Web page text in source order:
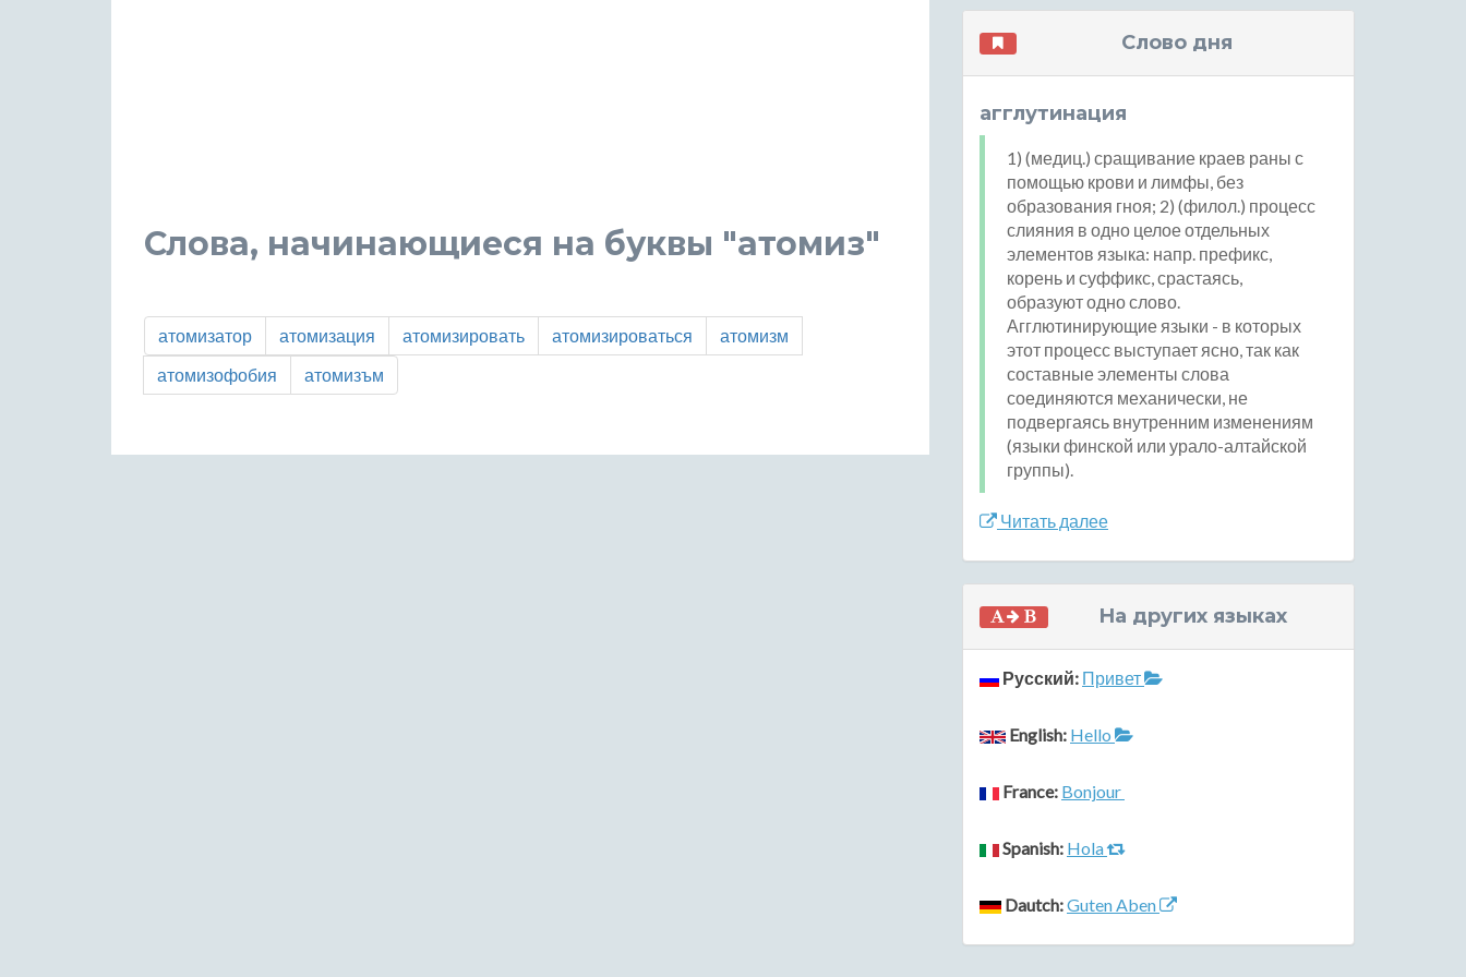
Слова, начинающиеся на буквы "атомиз"
атомизатор атомизация атомизировать атомизироваться
атомизм
атомизофобия
атомизъм
Слово дня
агглутинация
1) (медиц.) сращивание краев раны с
помощью крови и лимфы, без
образования гноя; 2) (филол.) процесс
слияния в одно целое отдельных
элементов языка: напр. префикс,
корень и суффикс, срастаясь,
образуют одно слово.
Агглютинирующие языки - в которых
этот процесс выступает ясно, так как
составные элементы слова
соединяются механически, не
подвергаясь внутренним изменениям
(языки финской или урало-алтайской
группы).
Читать далее
На других языках
Русский: Привет
English: Hello
France: Bonjour
Spanish: Hola
Dautch:Guten Aben